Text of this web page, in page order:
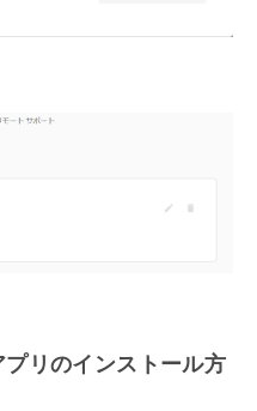
プリのインストール方